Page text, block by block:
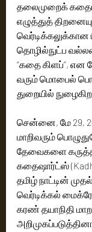
தலைமுறைக்
எழுத்துத்
வெர்டிக்கலுக்கான
தொழில்நுட்ப
“கதை கிளப்”, என
வரும் மொபைல்
துறையில்
சென்னை, மே 29,
மாறிவரும்
தேவைகளை
கதைஷார்ட்ஸ்
தமிழ் நாட்டின்
வெர்டிக்கல்
கரண் தயாநிதி